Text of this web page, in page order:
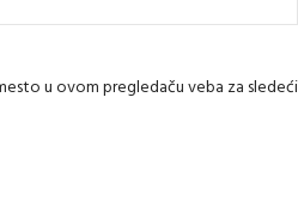
u ovom pregledaču veba za sledeći